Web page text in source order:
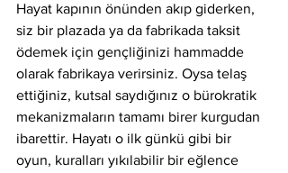
Hayat kapının önünden akıp giderken,
siz bir plazada ya da fabrikada taksit
ödemek için gençliğinizi hammadde
olarak fabrikaya verirsiniz. Oysa telaş
ettiğiniz, kutsal saydığınız o bürokratik
mekanizmaların tamamı birer kurgudan
ibarettir. Hayatı o ilk günkü gibi bir
oyun, kuralları yıkılabilir bir eğlence